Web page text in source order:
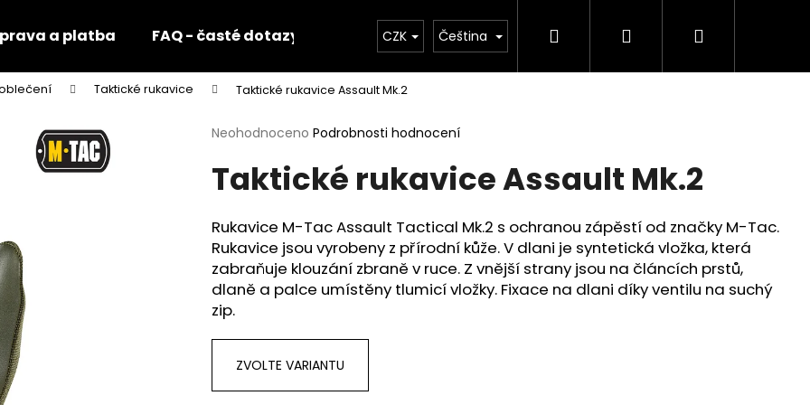
a platba FAQ - časté dotazy Fotogalerie Důležité legislativní změny od 1. 1. 2026
CZK Čeština Hledat PřihlášeníNákupní
Taktické rukavice Taktické rukavice Assault Mk.2
Průměrné
produktu
z
5
hvězdiček.
Neohodnoceno Podrobnosti hodnocení
Taktické rukavice Assault Mk.2
Rukavice M-Tac Assault Tactical Mk.2 s ochranou zápěstí od značky M-Tac.
Rukavice jsou vyrobeny z přírodní kůže. V dlani je syntetická vložka, která
zabraňuje klouzání zbraně v ruce. Z vnější strany jsou na článcích prstů,
dlaně a palce umístěny tlumicí vložky. Fixace na dlani díky ventilu na suchý
zip.
ZVOLTE VARIANTU
Co potřebujete najít?
HLEDAT